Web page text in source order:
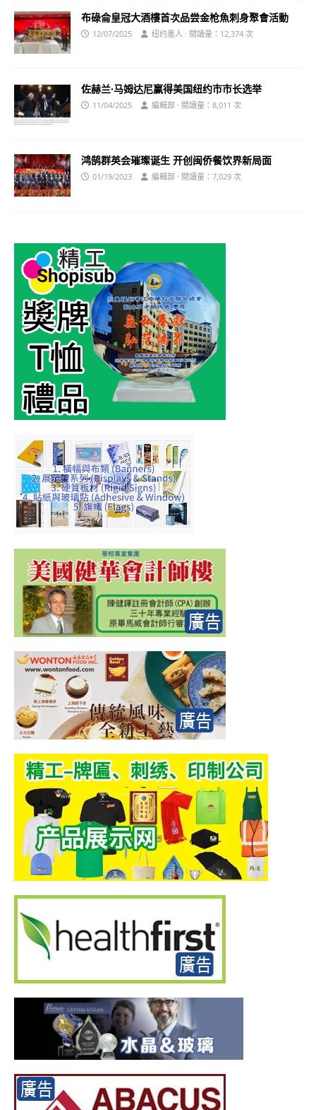
布碌侖皇冠大酒樓首次品尝金枪魚刺身聚會活動
12/07/2025 纽约墨人 · 閱讀量：12,374 次
佐赫兰·马姆达尼赢得美国纽约市市长选举
11/04/2025 編輯部 · 閱讀量：8,011 次
鸿鹄群英会璀璨诞生 开创闽侨餐饮界新局面
01/19/2023 編輯部 · 閱讀量：7,029 次